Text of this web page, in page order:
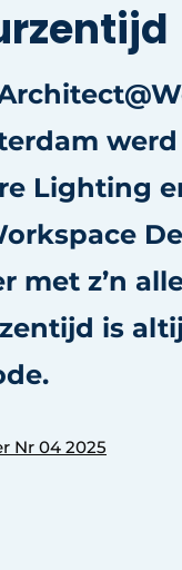
Vacatures
Lighting
met z’n
is
Nr 04 2025